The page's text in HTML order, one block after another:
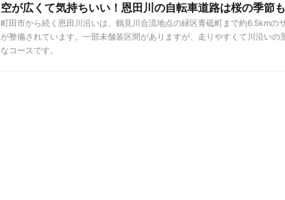
空が広くて気持ちいい！恩田川の自転車道路は桜の季節
町田市から続く恩田川沿いは、鶴見川合流地点の緑区青砥町まで約6.5kmの
が整備されています。一部未舗装区間がありますが、走りやすくて川沿いの
なコースです。